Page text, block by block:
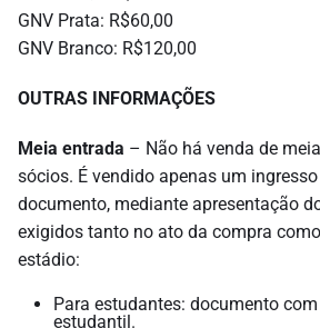
GNV Prata: R$60,00
GNV Branco: R$120,00
OUTRAS INFORMAÇÕES
Meia entrada – Não há venda de
sócios. É vendido apenas um
documento, mediante apresentação
exigidos tanto no ato da compra
estádio:
Para estudantes: documento
estudantil.